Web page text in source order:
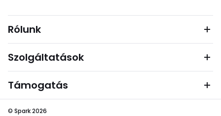
Rólunk
Szolgáltatások
Támogatás
© Spark 2026